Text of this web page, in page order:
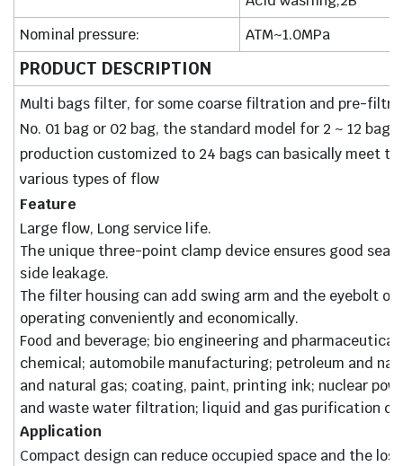
Nominal pressure:
ATM~1.0MPa
PRODUCT DESCRIPTION
Multi bags filter, for some coarse filtration and pre-
No. 01 bag or 02 bag, the standard model for 2 ~ 12
production customized to 24 bags can basically meet
various types of flow
Feature
Large flow, Long service life.
The unique three-point clamp device ensures good
side leakage.
The filter housing can add swing arm and the eyebolt
operating conveniently and economically.
Food and beverage; bio engineering and
chemical; automobile manufacturing; petroleum and
and natural gas; coating, paint, printing ink; nuclear
and waste water filtration; liquid and gas purification of
Application
Compact design can reduce occupied space and the